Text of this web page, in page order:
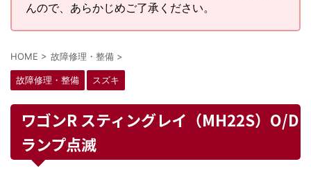
んので、あらかじめご了承ください。
HOME > 故障修理・整備 >
故障修理・整備 スズキ
ワゴンR スティングレイ（MH22S）O/D
ランプ点滅